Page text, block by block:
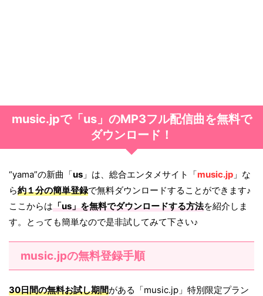
music.jpで「us」のMP3フル配信曲を無料で
ダウンロード！
“yama”の新曲「us 」は、総合エンタメサイト「music.jp 」な
ら約１分の簡単登録で無料ダウンロードすることができます♪
ここからは「us」を無料でダウンロードする方法を紹介しま
す。とっても簡単なので是非試してみて下さい♪
music.jpの無料登録手順
30日間の無料お試し期間がある「music.jp」特別限定プラン